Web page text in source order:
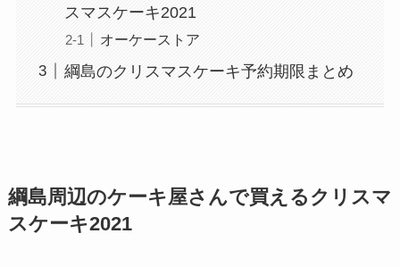
スマスケーキ2021
オーケーストア
綱島のクリスマスケーキ予約期限まとめ
綱島周辺のケーキ屋さんで買えるクリスマ
スケーキ2021